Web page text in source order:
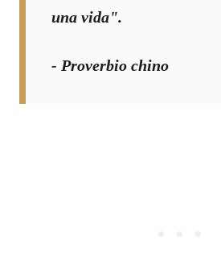
una vida".
- Proverbio chino